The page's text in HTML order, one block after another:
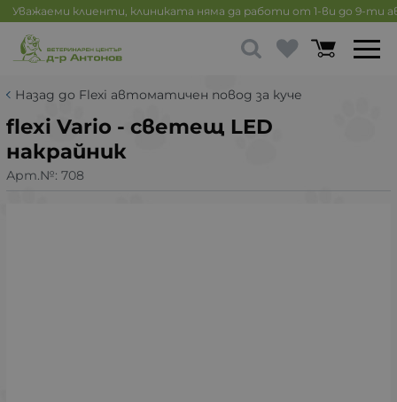
Уважаеми клиенти, клиниката няма да работи от 1-ви до 9-ти
Назад до Flexi автоматичен повод за куче
flexi Vario - светещ LED
накрайник
Арт.№: 708